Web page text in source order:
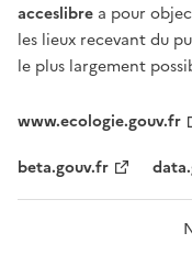
acceslibre a pour
les lieux recevant du
le plus largement
www.ecologie.gouv.fr
beta.gouv.fr